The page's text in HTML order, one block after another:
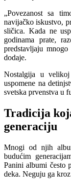
„Povezanost sa
navijačko iskustvo,
sličica. Kada ne
godinama prate,
predstavljaju
dodaje.
Nostalgija u
uspomene na
svetska prvenstva u
Tradicija
generaciju
Mnogi od njih
budućim
Panini albumi često
deka. Neguju ga